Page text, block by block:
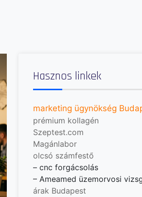
Hasznos linkek
marketing ügynökség
prémium kollagén
Szeptest.com
Magánlabor
olcsó számfestő
–cnc forgácsolás
–Ameamed üzemorvosi
árak Budapest